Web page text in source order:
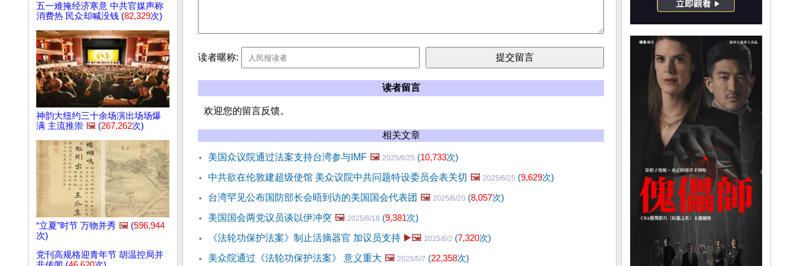
五一难掩经济寒意 中共官媒声称
消费热 民众却喊没钱 (82,329次)
神韵大纽约三十余场演出场场爆
满 主流推崇 🖼️ (267,262次)
“立夏”时节 万物并秀 🖼️ (596,944
次)
党刊高规格迎青年节 胡温控局并
读者暱称:
读者留言
欢迎您的留言反馈。
相关文章
美国众议院通过法案支持台湾参与IMF 🖼️ 2025/6/25 (10,733次)
中共欲在伦敦建超级使馆 美众议院中共问题特设委员会表关切 🖼️ 2025/6/25 (9,629次)
台湾罕见公布国防部长会晤到访的美国国会代表团 🖼️ 2025/6/20 (8,057次)
美国国会两党议员谈以伊冲突 🖼️ 2025/6/18 (9,381次)
《法轮功保护法案》制止活摘器官 加议员支持 ▶️🖼️ 2025/6/2 (7,320次)
美众院通过《法轮功保护法案》 意义重大 🖼️ 2025/5/7 (22,358次)